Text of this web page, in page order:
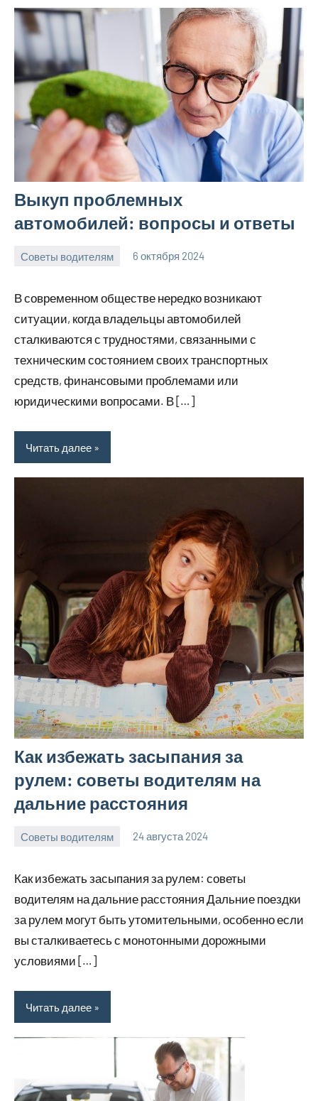
Выкуп проблемных
автомобилей: вопросы и ответы
Советы водителям 6 октября 2024
В современном обществе нередко возникают
ситуации, когда владельцы автомобилей
сталкиваются с трудностями, связанными с
техническим состоянием своих транспортных
средств, финансовыми проблемами или
юридическими вопросами. В […]
Читать далее
Как избежать засыпания за
рулем: советы водителям на
дальние расстояния
Советы водителям 24 августа 2024
omguru_ru
Нет
Как избежать засыпания за рулем: советы
водителям на дальние расстояния Дальние поездки
за рулем могут быть утомительными, особенно если
вы сталкиваетесь с монотонными дорожными
условиями […]
Читать далее